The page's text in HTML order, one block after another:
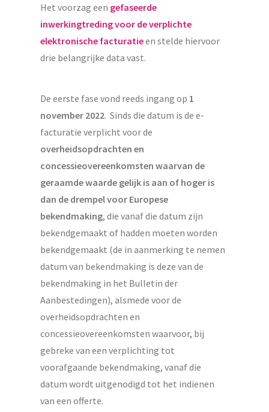
Het voorzag een gefaseerde
inwerkingtreding voor de verplichte
elektronische facturatieen stelde hiervoor
drie belangrijke data vast.
De eerste fase vond reeds ingang op 1
november 2022. Sinds die datum is de e-
facturatie verplicht voor de
overheidsopdrachten en
concessieovereenkomsten waarvan de
geraamde waarde gelijk is aan of hoger is
dan de drempel voor Europese
bekendmaking, die vanaf die datum zijn
bekendgemaakt of hadden moeten worden
bekendgemaakt (de in aanmerking te nemen
datum van bekendmaking is deze van de
bekendmaking in het Bulletin der
Aanbestedingen), alsmede voor de
overheidsopdrachten en
concessieovereenkomsten waarvoor, bij
gebreke van een verplichting tot
voorafgaande bekendmaking, vanaf die
datum wordt uitgenodigd tot het indienen
van een offerte.